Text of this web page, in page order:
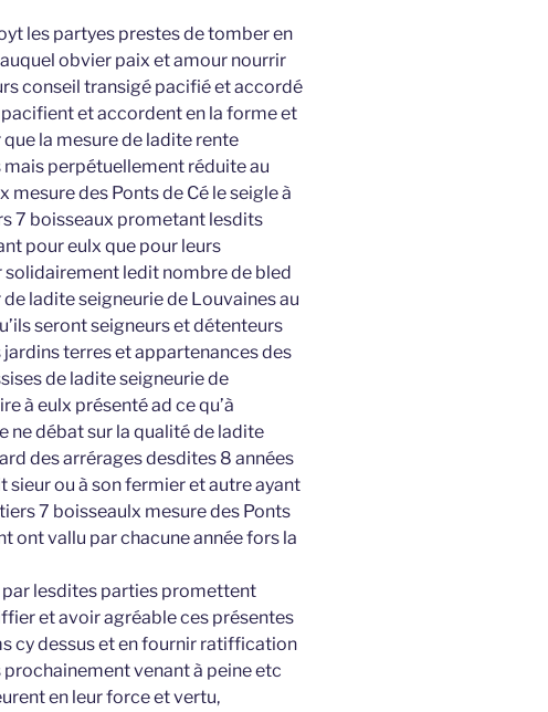
les partyes prestes de tomber en
obvier paix et amour nourrir
conseil transigé pacifié et accordé
et accordent en la forme et
que la mesure de ladite rente
perpétuellement réduite au
mesure des Ponts de Cé le seigle à
7 boisseaux prometant lesdits
pour eulx que pour leurs
ledit nombre de bled
ladite seigneurie de Louvaines au
seront seigneurs et détenteurs
terres et appartenances des
de ladite seigneurie de
à eulx présenté ad ce qu’à
ne débat sur la qualité de ladite
des arrérages desdites 8 années
ou à son fermier et autre ayant
7 boisseaulx mesure des Ponts
ont vallu par chacune année fors la
lesdites parties promettent
et avoir agréable ces présentes
cy dessus et en fournir ratiffication
venant à peine etc
en leur force et vertu,